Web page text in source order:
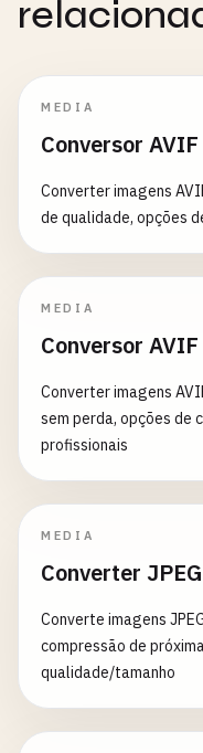
MEDIA
Conversor
Converter imagens
de qualidade, opções
MEDIA
Conversor
Converter imagens
sem perda, opções de
profissionais
MEDIA
Converter
Converte imagens
compressão de
qualidade/tamanho